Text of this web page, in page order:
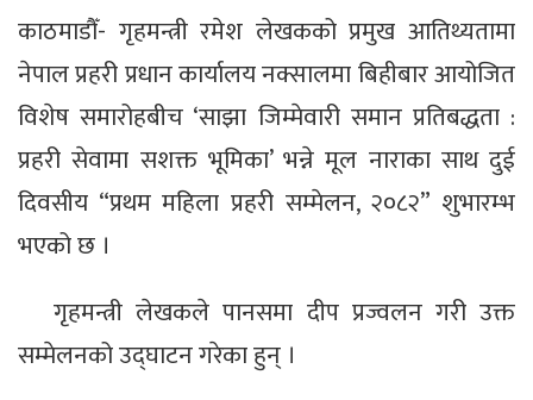
काठमाडौँ- गृहमन्त्री रमेश लेखकको प्रमुख आतिथ्यतामा
नेपाल प्रहरी प्रधान कार्यालय नक्सालमा बिहीबार आयोजित
विशेष समारोहबीच ‘साझा जिम्मेवारी समान प्रतिबद्धता :
प्रहरी सेवामा सशक्त भूमिका’ भन्ने मूल नाराका साथ दुई
दिवसीय “प्रथम महिला प्रहरी सम्मेलन, २०८२” शुभारम्भ
भएको छ ।
गृहमन्त्री लेखकले पानसमा दीप प्रज्वलन गरी उक्त
सम्मेलनको उद्घाटन गरेका हुन् ।